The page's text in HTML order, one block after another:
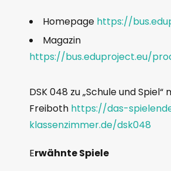
Homepage https://
Magazin
https://bus.eduproject.eu/
DSK 048 zu „Schule und
Freiboth https://das-
klassenzimmer.de/dsk048
Erwähnte Spiele